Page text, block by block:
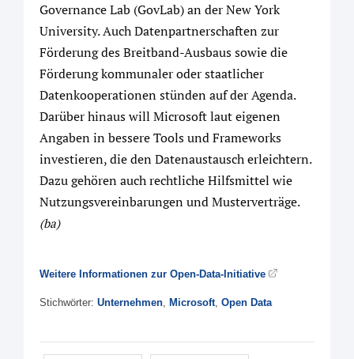
Governance Lab (GovLab) an der New York
University. Auch Datenpartnerschaften zur
Förderung des Breitband-Ausbaus sowie die
Förderung kommunaler oder staatlicher
Datenkooperationen stünden auf der Agenda.
Darüber hinaus will Microsoft laut eigenen
Angaben in bessere Tools und Frameworks
investieren, die den Datenaustausch erleichtern.
Dazu gehören auch rechtliche Hilfsmittel wie
Nutzungsvereinbarungen und Musterverträge.
(ba)
Weitere Informationen zur Open-Data-Initiative
Stichwörter: Unternehmen, Microsoft, Open Data